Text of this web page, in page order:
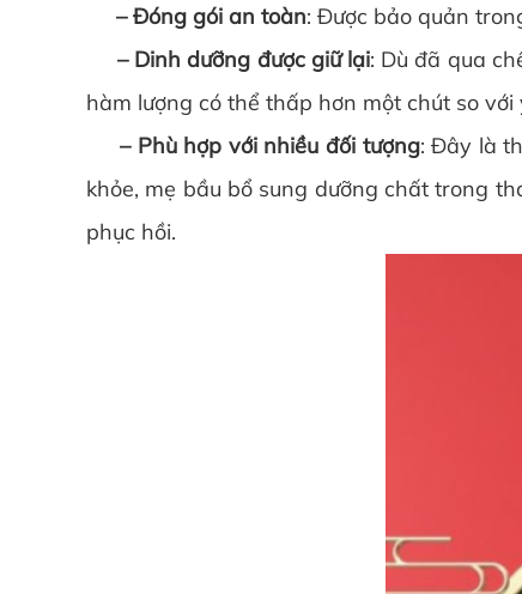
– Đóng gói an toàn: Được bảo quản
– Dinh dưỡng được giữ lại: Dù đã qua
hàm lượng có thể thấp hơn một chút so
– Phù hợp với nhiều đối tượng: Đây là
khỏe, mẹ bầu bổ sung dưỡng chất trong
phục hồi.